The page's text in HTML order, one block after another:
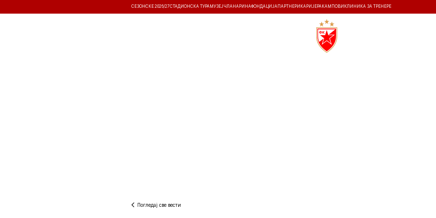
СЕЗОНСКЕ 2026/27СТАДИОНСКА ТУРА МУЗЕЈ ЧЛАНАРИНАФОНДАЦИЈА ПАРТНЕРИ КАРИЈЕРА КАМПОВИ КЛИНИКА ЗА ТРЕНЕРЕ
Погледај све вести